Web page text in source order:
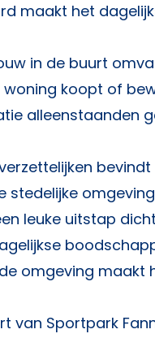
maakt het
in de buurt
koopt of
alleenstaanden
leuke uitstap
omgeving
van Sportpark